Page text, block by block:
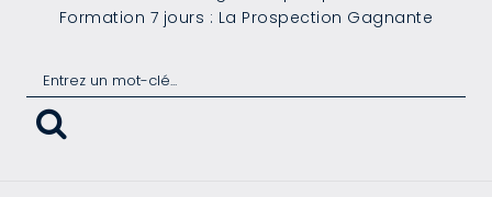
Formation 7 jours : La Prospection Gagnante